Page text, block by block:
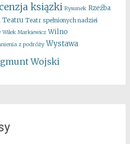
ksiązki Rysunek Rzeźba
Teatru Teatr spełnionych nadziei
Wilek Markiewicz Wilno
z podróży Wystawa
Wojski